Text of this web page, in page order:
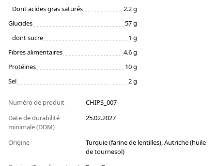
Dont acides gras saturés
2.2 g
Glucides
57 g
dont sucre
1 g
Fibres alimentaires
4.6 g
Protéines
10 g
Sel
2 g
Numéro de produit
CHIPS_007
Date de durabilité
minimale (DDM)
25.02.2027
Origine
Turquie (farine de lentilles), Autriche (huile
de tournesol)